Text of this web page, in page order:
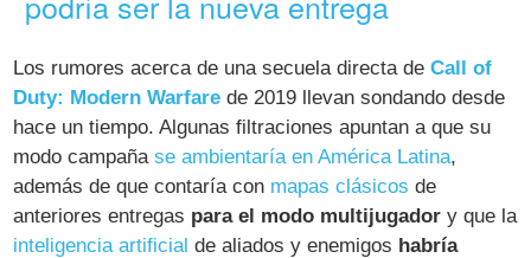
Los rumores acerca de una secuela directa deCall of
Duty: Modern Warfare de 2019 llevan sondando desde
hace un tiempo. Algunas filtraciones apuntan a que su
modo campañase ambientaría en América Latina,
además de que contaría con mapas clásicos de
anteriores entregas para el modo multijugador y que la
inteligencia artificial de aliados y enemigos habría